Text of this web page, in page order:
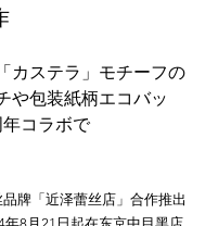
カステラ」モチーフの
や包装紙柄エコバッ
牌「近泽蕾丝店」合作推出